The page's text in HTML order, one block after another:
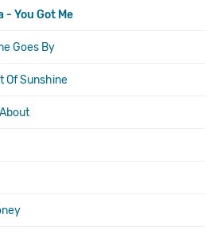
You Got Me
Goes By
Of Sunshine